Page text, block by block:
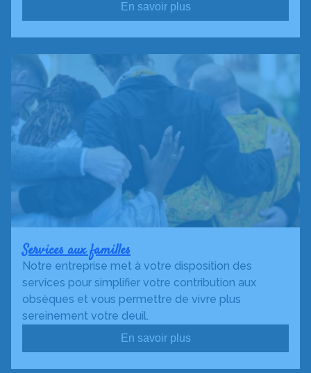
En savoir plus
Services aux familles
Notre entreprise met à votre disposition des
services pour simplifier votre contribution aux
obsèques et vous permettre de vivre plus
sereinement votre deuil.
En savoir plus